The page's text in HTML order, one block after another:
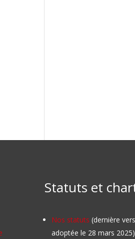
Statuts et
Nos statuts (dernière
adoptée le 28 mars 2025)